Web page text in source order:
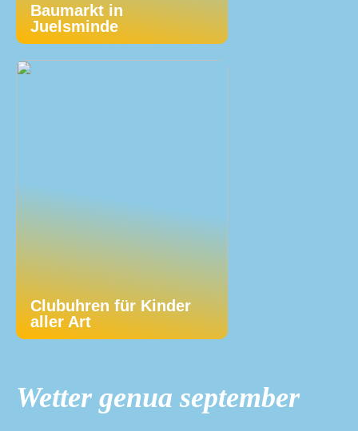
Baumarkt in
Juelsminde
Clubuhren für Kinder
aller Art
Wetter genua september